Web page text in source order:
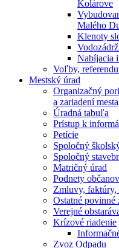
Kolárove
Malého
Klenoty
Nabíjacia
Voľby,
Mestský úrad
Organizačný
a zariadení mesta
Úradná tabuľa
Prístup k
Petície
Spoločný
Spoločný
Matričný úrad
Podnety občanov
Zmluvy, faktúry,
Ostatné povinné
Verejné
Krízové riadenie
Zvoz Odpadu